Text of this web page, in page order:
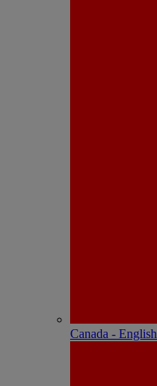
Canada - English